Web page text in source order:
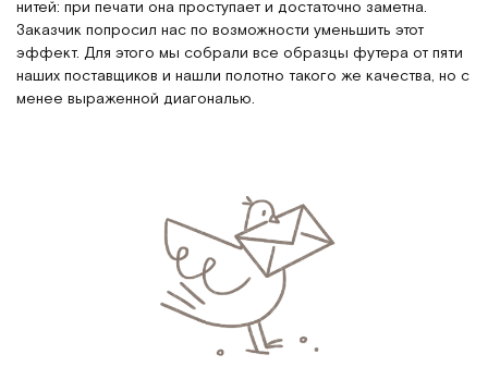
нитей: при печати она проступает и достаточно заметна.
Заказчик попросил нас по возможности уменьшить этот
эффект. Для этого мы собрали все образцы футера от пяти
наших поставщиков и нашли полотно такого же качества, но с
менее выраженной диагональю.